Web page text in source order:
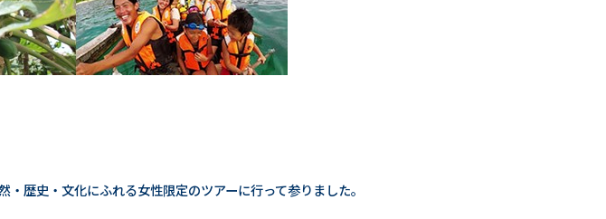
歴史・文化にふれる女性限定のツアーに行って参りました。